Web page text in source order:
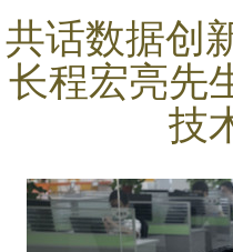
共话数据创
长程宏亮先
技